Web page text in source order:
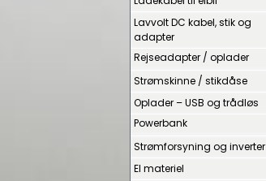
Lavvolt DC kabel, stik og
adapter
Rejseadapter / oplader
Strømskinne / stikdåse
Oplader – USB og trådløs
Powerbank
Strømforsyning og inverter
El materiel